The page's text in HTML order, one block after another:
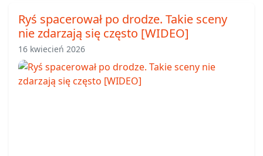
Ryś spacerował po drodze. Takie sceny
nie zdarzają się często [WIDEO]
16 kwiecień 2026